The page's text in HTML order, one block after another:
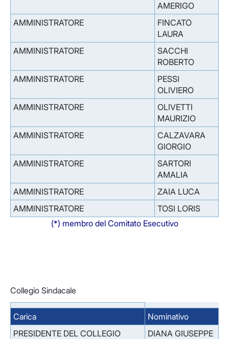
AMERIGO
AMMINISTRATORE
FINCATO
LAURA
AMMINISTRATORE
SACCHI
ROBERTO
AMMINISTRATORE
PESSI
OLIVIERO
AMMINISTRATORE
OLIVETTI
MAURIZIO
AMMINISTRATORE
CALZAVARA
GIORGIO
AMMINISTRATORE
SARTORI
AMALIA
AMMINISTRATORE
ZAIA LUCA
AMMINISTRATORE
TOSI LORIS
(*) membro del Comitato Esecutivo
Collegio Sindacale
Carica
Nominativo
PRESIDENTE DEL COLLEGIO
DIANA GIUSEPPE